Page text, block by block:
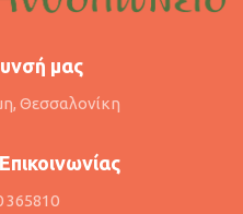
μας
Θεσσαλονίκη
365810